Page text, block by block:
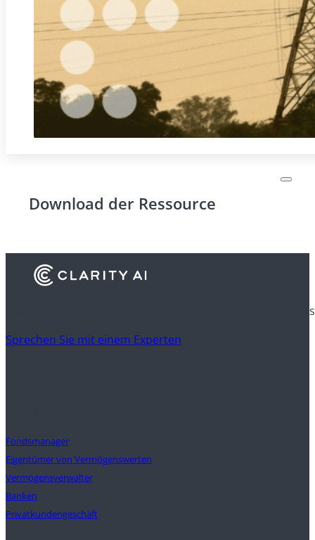
Download der Ressource
Erfahren Sie, wie Finanzinstitute Clarity AI nutzen, um
Sprechen Sie mit einem Experten
Fondsmanager
Eigentümer von Vermögenswerten
Vermögensverwalter
Banken
Privatkundengeschäft